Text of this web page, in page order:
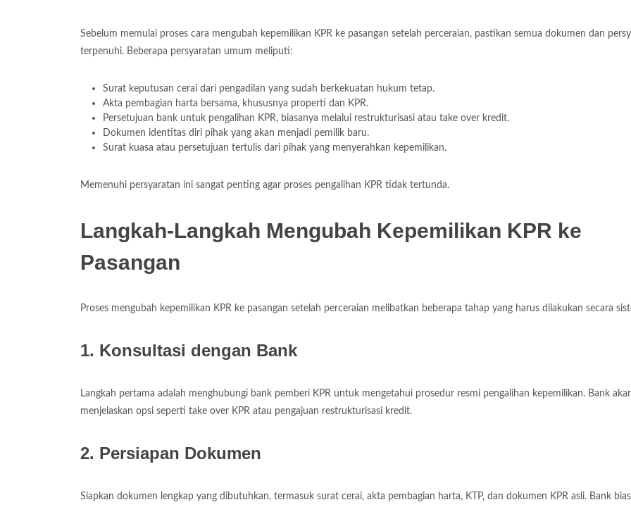
Sebelum memulai proses cara mengubah kepemilikan KPR ke pasangan setelah perceraian, pastikan semua dokumen dan
terpenuhi. Beberapa persyaratan umum meliputi:
Surat keputusan cerai dari pengadilan yang sudah berkekuatan hukum tetap.
Akta pembagian harta bersama, khususnya properti dan KPR.
Persetujuan bank untuk pengalihan KPR, biasanya melalui restrukturisasi atau take over kredit.
Dokumen identitas diri pihak yang akan menjadi pemilik baru.
Surat kuasa atau persetujuan tertulis dari pihak yang menyerahkan kepemilikan.
Memenuhi persyaratan ini sangat penting agar proses pengalihan KPR tidak tertunda.
Langkah-Langkah Mengubah Kepemilikan KPR ke
Pasangan
Proses mengubah kepemilikan KPR ke pasangan setelah perceraian melibatkan beberapa tahap yang harus dilakukan secara
1. Konsultasi dengan Bank
Langkah pertama adalah menghubungi bank pemberi KPR untuk mengetahui prosedur resmi pengalihan kepemilikan. Bank
menjelaskan opsi seperti take over KPR atau pengajuan restrukturisasi kredit.
2. Persiapan Dokumen
Siapkan dokumen lengkap yang dibutuhkan, termasuk surat cerai, akta pembagian harta, KTP, dan dokumen KPR asli. Bank